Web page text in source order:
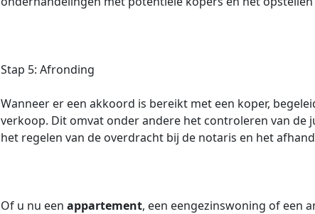
Stap 5: Afronding
Wanneer er een akkoord is bereikt met een koper,
verkoop. Dit omvat onder andere het controleren van de
het regelen van de overdracht bij de notaris en het
Of u nu een appartement, een eengezinswoning of een